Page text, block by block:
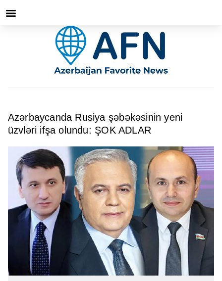
Azərbaycanda Rusiya şəbəkəsinin yeni
üzvləri ifşa olundu: ŞOK ADLAR